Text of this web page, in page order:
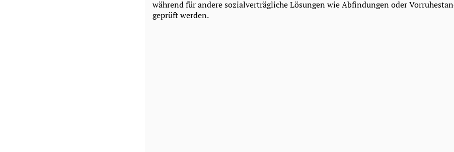
während für andere sozialverträgliche Lösungen wie Abfindungen oder
geprüft werden.